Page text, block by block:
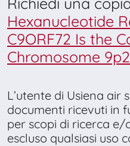
Hexanucleotide
C9ORF72 Is the
Chromosome
L’utente di Usiena air
documenti ricevuti in
per scopi di ricerca e/
escluso qualsiasi uso